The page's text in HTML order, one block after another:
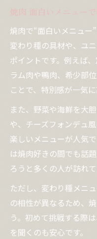
焼肉 面白いメニュー
焼肉で“面白いメニュー
変わり種の具材や、ユ
ポイントです。例えば
ラム肉や鴨肉、希少部
ことで、特別感が一気に
また、野菜や海鮮を大
や、チーズフォンデュ
楽しいメニューが人気
は焼肉好きの間でも話
ろうと多くの人が訪れて
ただし、変わり種メニ
の相性が異なるため、
う。初めて挑戦する際
を聞くのも安心です。